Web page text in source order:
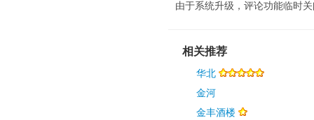
由于系统升级，评论功能临时
相关推荐
华北
金河
金丰酒楼